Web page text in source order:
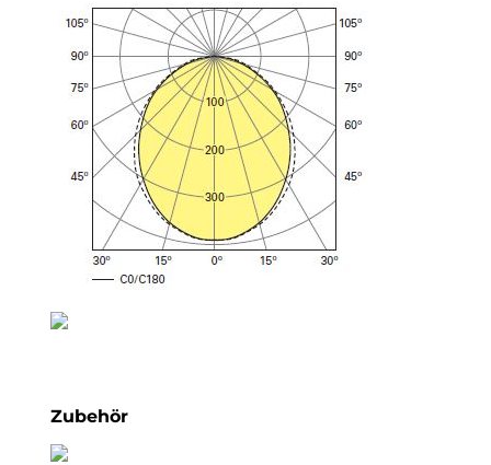
Zubehör